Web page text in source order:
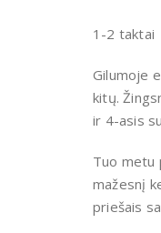
1-2 taktai
Gilumoje
kitų.
ir 4-asis
Tuo metu
mažesnį
priešais